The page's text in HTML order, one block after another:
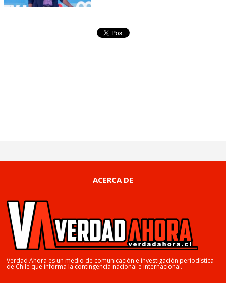
ACERCA DE
Verdad Ahora es un medio de comunicación e investigación periodística
de Chile que informa la contingencia nacional e internacional.